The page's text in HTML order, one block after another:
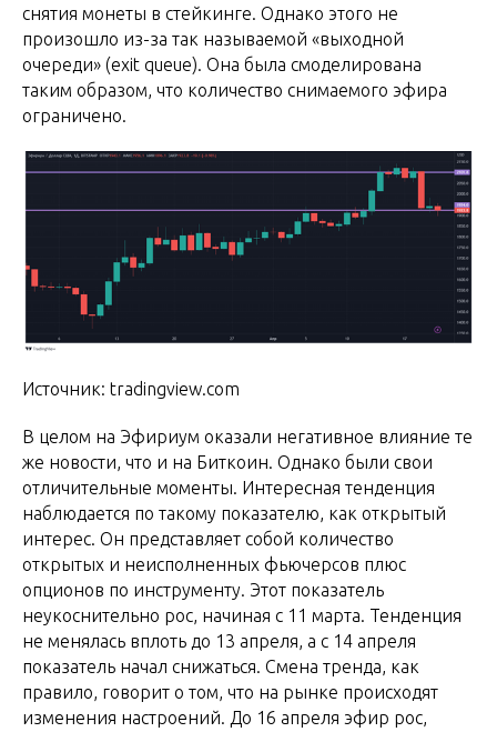
снятия монеты в стейкинге. Однако этого не
произошло из-за так называемой «выходной
очереди» (exit queue). Она была смоделирована
таким образом, что количество снимаемого эфира
ограничено.
Источник: tradingview.com
В целом на Эфириум оказали негативное влияние те
же новости, что и на Биткоин. Однако были свои
отличительные моменты. Интересная тенденция
наблюдается по такому показателю, как открытый
интерес. Он представляет собой количество
открытых и неисполненных фьючерсов плюс
опционов по инструменту. Этот показатель
неукоснительно рос, начиная с 11 марта. Тенденция
не менялась вплоть до 13 апреля, а с 14 апреля
показатель начал снижаться. Смена тренда, как
правило, говорит о том, что на рынке происходят
изменения настроений. До 16 апреля эфир рос,